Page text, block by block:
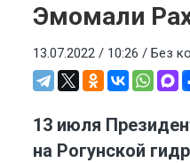
Эмомали
13.07.2022 / 10:26 / Без
13 июля
на Рогунской